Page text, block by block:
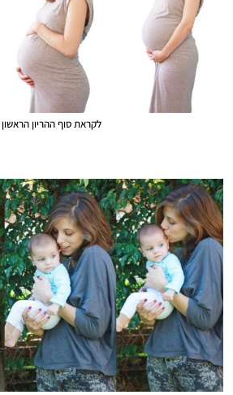
לקראת סוף ההריון הראשון